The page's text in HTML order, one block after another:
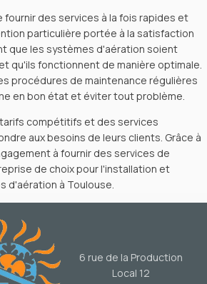
fournir des services à la fois rapides et
particulière portée à la satisfaction
que les systèmes d'aération soient
qu'ils fonctionnent de manière optimale.
procédures de maintenance régulières
en bon état et éviter tout problème.
tarifs compétitifs et des services
aux besoins de leurs clients. Grâce à
à fournir des services de
de choix pour l'installation et
d'aération à Toulouse.
6 rue de la Production
Local 12